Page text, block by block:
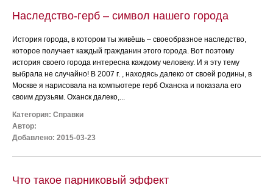
Наследство-герб – символ нашего города
История города, в котором ты живёшь – своеобразное наследство,
которое получает каждый гражданин этого города. Вот поэтому
история своего города интересна каждому человеку. И я эту тему
выбрала не случайно! В 2007 г. , находясь далеко от своей родины, в
Москве я нарисовала на компьютере герб Оханска и показала его
своим друзьям. Оханск далеко,...
Категория: Справки
Автор:
Добавлено: 2015-03-23
Что такое парниковый эффект